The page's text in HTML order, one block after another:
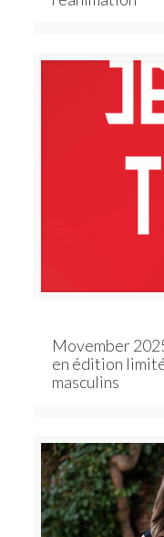
Movember
en édition
masculins